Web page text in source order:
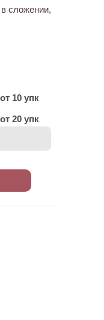
сложении,
от 10 упк
от 20 упк